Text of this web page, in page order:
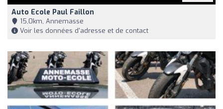
Auto Ecole Paul Faillon
15,0km, Annemasse
Voir les données d'adresse et de contact